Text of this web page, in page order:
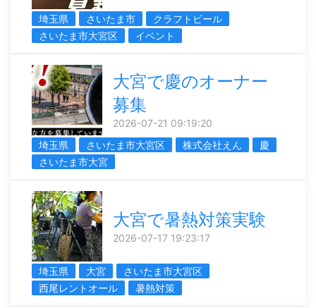
埼玉県 さいたま市
クラフトビール
さいたま市大宮区
イベント
大宮で慶のオーナー
募集
2026-07-21 09:19:20
埼玉県
さいたま市大宮区 株式会社えん
慶
さいたま市大宮
大宮で暑熱対策実験
2026-07-17 19:23:17
埼玉県 大宮
さいたま市大宮区
西尾レントオール
暑熱対策